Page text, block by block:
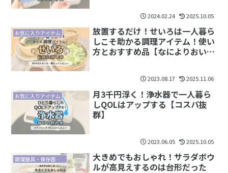
2024.02.24 2025.10.05
お気に入りアイテム
放置するだけ！せいろは一人暮ら
しこそ助かる調理アイテム！使い
方とおすすめ品【なによりおいし
2023.08.17 2025.11.06
お気に入りアイテム
月3千円浮く！浄水器で一人暮ら
しQOLはアップする【コスパ抜
群】
2023.06.05 2025.10.05
調理器具・保存容器・食器
大きめでもおしゃれ！サラダボウ
ルが高見えするのは台形だった